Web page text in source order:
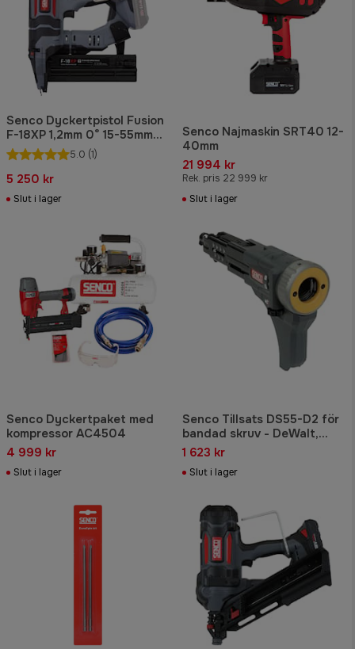
Senco Dyckertpistol Fusion
F-18XP 1,2mm 0° 15-55mm
utan batteri & laddare
5.0 (1)
5 250 kr
Slut i lager
Senco Najmaskin SRT40 12-
40mm
21 994 kr
Rek. pris 22 999 kr
Slut i lager
Senco Dyckertpaket med
kompressor AC4504
4 999 kr
Slut i lager
Senco Tillsats DS55-D2 för
bandad skruv - DeWalt,
batteridrivna
1 623 kr
Slut i lager